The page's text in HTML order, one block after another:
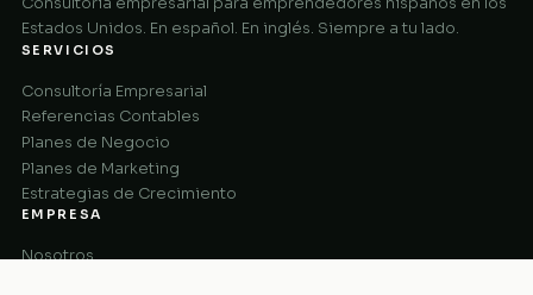
Estados Unidos. En español. En inglés. Siempre a tu lado.
SERVICIOS
Consultoría Empresarial
Referencias Contables
Planes de Negocio
Planes de Marketing
Estrategias de Crecimiento
EMPRESA
Nosotros